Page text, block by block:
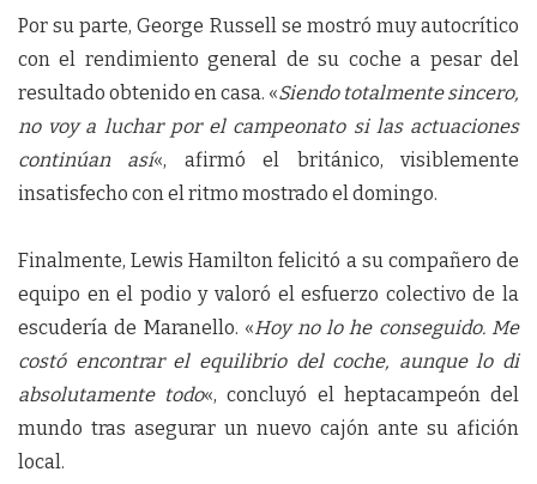
Por su parte, George Russell se mostró muy autocrítico
con el rendimiento general de su coche a pesar del
resultado obtenido en casa. «Siendo totalmente sincero,
no voy a luchar por el campeonato si las actuaciones
continúan así«, afirmó el británico, visiblemente
insatisfecho con el ritmo mostrado el domingo.
Finalmente, Lewis Hamilton felicitó a su compañero de
equipo en el podio y valoró el esfuerzo colectivo de la
escudería de Maranello. «Hoy no lo he conseguido. Me
costó encontrar el equilibrio del coche, aunque lo di
absolutamente todo«, concluyó el heptacampeón del
mundo tras asegurar un nuevo cajón ante su afición
local.